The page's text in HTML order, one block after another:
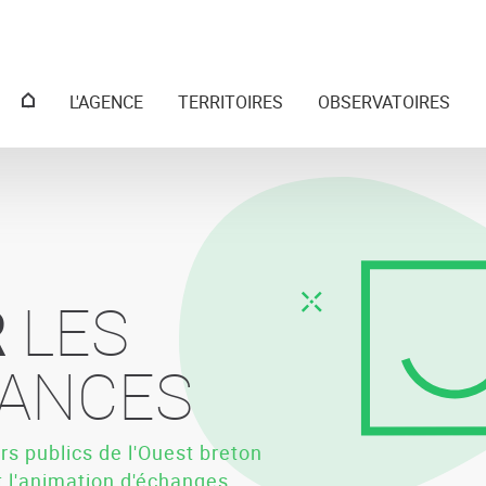
MenuL'AGENCE TERRITOIRES OBSERVATOIRES
LES
publics de l'Ouest breton
d'échanges
L'AVENIR
publics de l'Ouest breton par ses
UN
publics de l'Ouest breton par ses